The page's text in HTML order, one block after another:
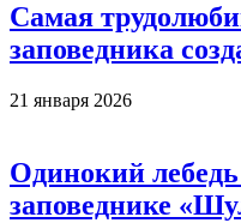
Самая
заповедника
21 января 2026
Одинокий
заповеднике